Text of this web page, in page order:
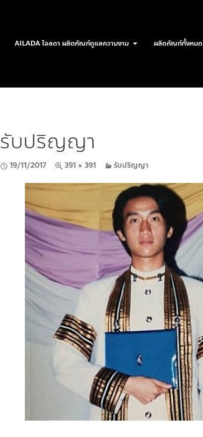
AILADA ไอลดา ผลิตภัณฑ์ดูแลความงาม ผลิตภัณฑ์ทั้งหมด
รับปริญญา
19/11/2017 391 × 391 รับปริญญา